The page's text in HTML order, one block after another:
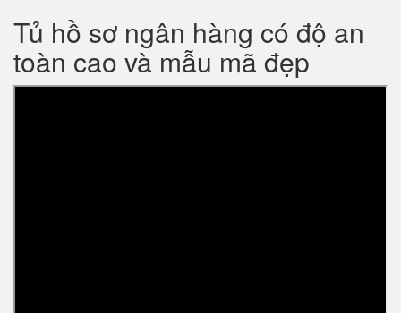
Tủ hồ sơ ngân hàng có độ an
toàn cao và mẫu mã đẹp